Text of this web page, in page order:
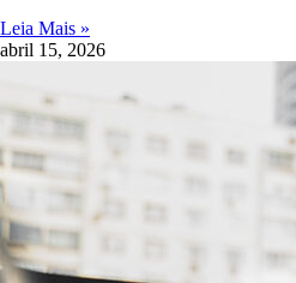
Leia Mais »
abril 15, 2026